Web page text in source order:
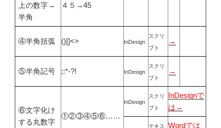
上の数字→
半角
４５→45
④半角括弧 ()[]<> InDesign
スクリ
プト
→
⑤半角記号 ;:*-?! InDesign
スクリ
プト
→
⑥文字化け
する丸数字
①②③④⑤⑥……
InDesign
スクリ
プト
InDesignで
は→
テキス
Wordでは